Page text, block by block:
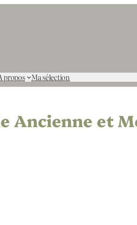
propos Ma sélection
Ancienne et